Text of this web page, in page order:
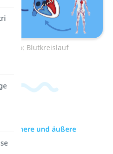
Video: Blutkreislauf
Innere und äußere